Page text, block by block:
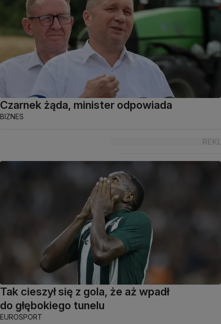
Czarnek żąda, minister odpowiada
BIZNES
Tak cieszył się z gola, że aż wpadł
do głębokiego tunelu
EUROSPORT